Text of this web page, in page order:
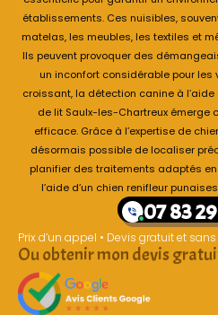
établissements. Ces nuisibles,
matelas, les meubles, les textiles et
Ils peuvent provoquer des
un inconfort considérable pour les
croissant, la détection canine à
de lit Saulx-les-Chartreux émerge
efficace. Grâce à l’expertise de
désormais possible de localiser
planifier des traitements adaptés
l’aide d’un chien renifleur
07 83
Prix d’un appel • Devis gratuit et
Ou obtenir mon devis